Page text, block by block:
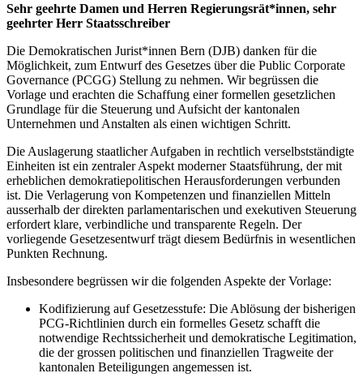
Sehr geehrte Damen und Herren Regierungsrät*innen, sehr
geehrter Herr Staatsschreiber
Die Demokratischen Jurist*innen Bern (DJB) danken für die
Möglichkeit, zum Entwurf des Gesetzes über die Public Corporate
Governance (PCGG) Stellung zu nehmen. Wir begrüssen die
Vorlage und erachten die Schaffung einer formellen gesetzlichen
Grundlage für die Steuerung und Aufsicht der kantonalen
Unternehmen und Anstalten als einen wichtigen Schritt.
Die Auslagerung staatlicher Aufgaben in rechtlich verselbstständigte
Einheiten ist ein zentraler Aspekt moderner Staatsführung, der mit
erheblichen demokratiepolitischen Herausforderungen verbunden
ist. Die Verlagerung von Kompetenzen und finanziellen Mitteln
ausserhalb der direkten parlamentarischen und exekutiven Steuerung
erfordert klare, verbindliche und transparente Regeln. Der
vorliegende Gesetzesentwurf trägt diesem Bedürfnis in wesentlichen
Punkten Rechnung.
Insbesondere begrüssen wir die folgenden Aspekte der Vorlage:
Kodifizierung auf Gesetzesstufe: Die Ablösung der bisherigen
PCG-Richtlinien durch ein formelles Gesetz schafft die
notwendige Rechtssicherheit und demokratische Legitimation,
die der grossen politischen und finanziellen Tragweite der
kantonalen Beteiligungen angemessen ist.